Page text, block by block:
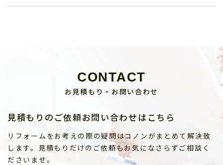
CONTACT
お見積もり・お問い合わせ
見積もりのご依頼お問い合わせはこちら
リフォームをお考えの際の疑問はコノンがまとめて解決致
します。見積もりだけのご依頼もお気になさらずご相談く
ださいませ。